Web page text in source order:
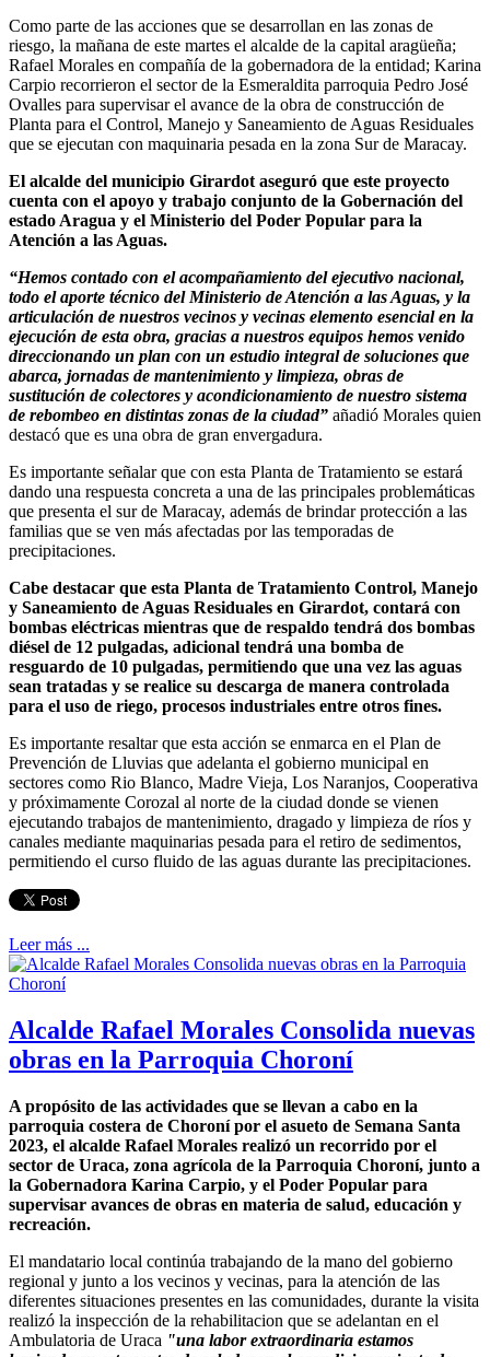
Como parte de las acciones que se desarrollan en las zonas de
riesgo, la mañana de este martes el alcalde de la capital aragüeña;
Rafael Morales en compañía de la gobernadora de la entidad; Karina
Carpio recorrieron el sector de la Esmeraldita parroquia Pedro José
Ovalles para supervisar el avance de la obra de construcción de
Planta para el Control, Manejo y Saneamiento de Aguas Residuales
que se ejecutan con maquinaria pesada en la zona Sur de Maracay.
El alcalde del municipio Girardot aseguró que este proyecto
cuenta con el apoyo y trabajo conjunto de la Gobernación del
estado Aragua y el Ministerio del Poder Popular para la
Atención a las Aguas.
“Hemos contado con el acompañamiento del ejecutivo nacional,
todo el aporte técnico del Ministerio de Atención a las Aguas, y la
articulación de nuestros vecinos y vecinas elemento esencial en la
ejecución de esta obra, gracias a nuestros equipos hemos venido
direccionando un plan con un estudio integral de soluciones que
abarca, jornadas de mantenimiento y limpieza, obras de
sustitución de colectores y acondicionamiento de nuestro sistema
de rebombeo en distintas zonas de la ciudad” añadió Morales quien
destacó que es una obra de gran envergadura.
Es importante señalar que con esta Planta de Tratamiento se estará
dando una respuesta concreta a una de las principales problemáticas
que presenta el sur de Maracay, además de brindar protección a las
familias que se ven más afectadas por las temporadas de
precipitaciones.
Cabe destacar que esta Planta de Tratamiento Control, Manejo
y Saneamiento de Aguas Residuales en Girardot, contará con
bombas eléctricas mientras que de respaldo tendrá dos bombas
diésel de 12 pulgadas, adicional tendrá una bomba de
resguardo de 10 pulgadas, permitiendo que una vez las aguas
sean tratadas y se realice su descarga de manera controlada
para el uso de riego, procesos industriales entre otros fines.
Es importante resaltar que esta acción se enmarca en el Plan de
Prevención de Lluvias que adelanta el gobierno municipal en
sectores como Rio Blanco, Madre Vieja, Los Naranjos, Cooperativa
y próximamente Corozal al norte de la ciudad donde se vienen
ejecutando trabajos de mantenimiento, dragado y limpieza de ríos y
canales mediante maquinarias pesada para el retiro de sedimentos,
permitiendo el curso fluido de las aguas durante las precipitaciones.
Leer más ...
Alcalde Rafael Morales Consolida nuevas
obras en la Parroquia Choroní
A propósito de las actividades que se llevan a cabo en la
parroquia costera de Choroní por el asueto de Semana Santa
2023, el alcalde Rafael Morales realizó un recorrido por el
sector de Uraca, zona agrícola de la Parroquia Choroní, junto a
la Gobernadora Karina Carpio, y el Poder Popular para
supervisar avances de obras en materia de salud, educación y
recreación.
El mandatario local continúa trabajando de la mano del gobierno
regional y junto a los vecinos y vecinas, para la atención de las
diferentes situaciones presentes en las comunidades, durante la visita
realizó la inspección de la rehabilitacion que se adelantan en el
Ambulatoria de Uraca "una labor extraordinaria estamos